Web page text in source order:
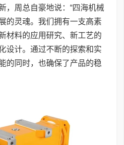
，周总自豪地说：“四海机械
的灵魂。我们拥有一支高素
材料的应用研究、新工艺的
设计。通过不断的探索和实
的同时，也确保了产品的稳